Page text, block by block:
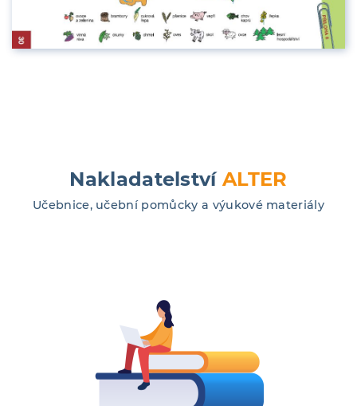
NakladatelstvíALTER
Učebnice, učební pomůcky a výukové materiály